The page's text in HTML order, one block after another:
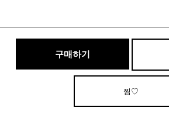
구매하기
찜♡